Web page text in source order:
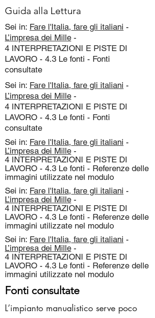
Guida alla Lettura
Sei in: Fare l'Italia, fare gli italiani -
L’impresa dei Mille -
4 INTERPRETAZIONI E PISTE DI
LAVORO - 4.3 Le fonti - Fonti
consultate
Sei in: Fare l'Italia, fare gli italiani -
L’impresa dei Mille -
4 INTERPRETAZIONI E PISTE DI
LAVORO - 4.3 Le fonti - Fonti
consultate
Sei in: Fare l'Italia, fare gli italiani -
L’impresa dei Mille -
4 INTERPRETAZIONI E PISTE DI
LAVORO - 4.3 Le fonti - Referenze delle
immagini utilizzate nel modulo
Sei in: Fare l'Italia, fare gli italiani -
L’impresa dei Mille -
4 INTERPRETAZIONI E PISTE DI
LAVORO - 4.3 Le fonti - Referenze delle
immagini utilizzate nel modulo
Sei in: Fare l'Italia, fare gli italiani -
L’impresa dei Mille -
4 INTERPRETAZIONI E PISTE DI
LAVORO - 4.3 Le fonti - Referenze delle
immagini utilizzate nel modulo
Fonti consultate
L’impianto manualistico serve poco